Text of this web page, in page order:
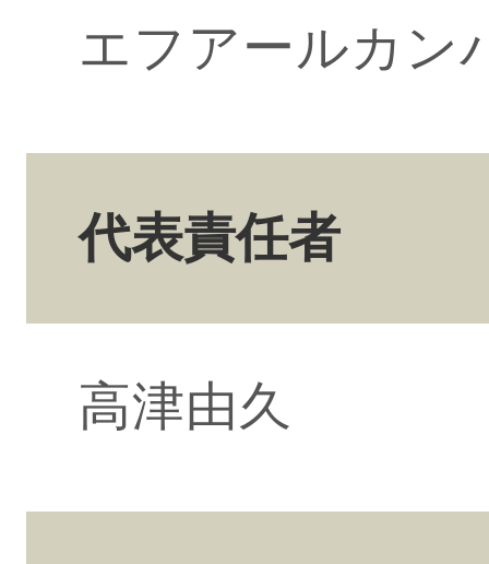
エフアールカン
代表責任者
高津由久